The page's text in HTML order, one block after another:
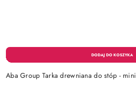
Aba Group Tarka drewniana do stóp - mini